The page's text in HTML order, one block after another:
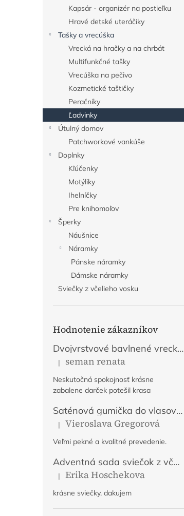
Kapsár - organizér na postieľku
Hravé detské uteráčiky
Tašky a vrecúška
Vrecká na hračky a na chrbát
Multifunkčné tašky
Vrecúška na pečivo
Kozmetické taštičky
Peračníky
Ľadvinky
Útulný domov
Patchworkové vankúše
Doplnky
Kľúčenky
Motýliky
Ihelníčky
Pre knihomoľov
Šperky
Náušnice
Náramky
Pánske náramky
Dámske náramky
Sviečky z včelieho vosku
Hodnotenie zákazníkov
Dvojvrstvové bavlnené vrecko na chlieb s výšivkou - Fialové
Hodnotenie produktu je 5 z 5 hviezdičiek.
| seman renata
Neskutočná spokojnosť krásne
zabalene darček potešil krasa
Saténová gumička do vlasov Tajomstvo jesene
Hodnotenie produktu je 5 z 5 hviezdičiek.
| Vieroslava Gregorová
Veľmi pekné a kvalitné prevedenie.
Adventná sada sviečok z včelieho vosku | Mier, Viera, Láska, Nádej | Prírodný adventný veniec
Hodnotenie produktu je 5 z 5 hviezdičiek.
| Erika Hoschekova
krásne sviečky, dakujem